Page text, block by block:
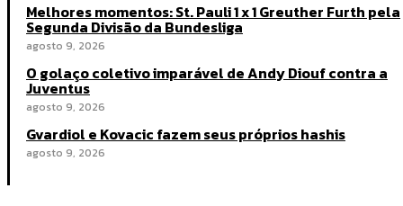
Melhores momentos: St. Pauli 1 x 1 Greuther Furth pela
Segunda Divisão da Bundesliga
agosto 9, 2026
O golaço coletivo imparável de Andy Diouf contra a
Juventus
agosto 9, 2026
Gvardiol e Kovacic fazem seus próprios hashis
agosto 9, 2026